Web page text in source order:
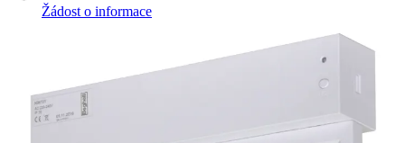
Žádost o informace